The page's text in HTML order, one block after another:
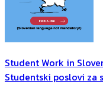
Student Work in
Studentski poslovi za